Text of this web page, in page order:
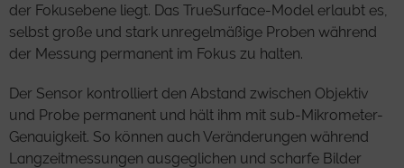
der Fokusebene liegt. Das TrueSurface-Model erlaubt es,
selbst große und stark unregelmäßige Proben während
der Messung permanent im Fokus zu halten.
Der Sensor kontrolliert den Abstand zwischen Objektiv
und Probe permanent und hält ihm mit sub-Mikrometer-
Genauigkeit. So können auch Veränderungen während
Langzeitmessungen ausgeglichen und scharfe Bilder